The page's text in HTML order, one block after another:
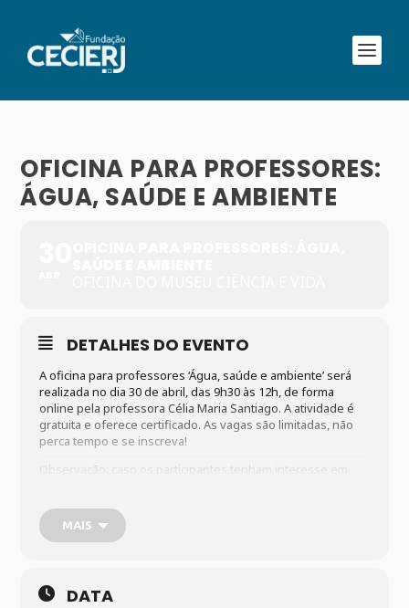
OFICINA PARA PROFESSORES:
ÁGUA, SAÚDE E AMBIENTE
DETALHES DO EVENTO
A oficina para professores ‘Água, saúde e ambiente’será
realizada no dia 30 de abril, das 9h30 às 12h, de forma
online pela professora Célia Maria Santiago. A atividade é
gratuita e oferece certificado. As vagas são limitadas, não
perca tempo e se inscreva!
Observação:
caso os participantes tenham interesse em
Link para inscrição:
MAIS
DATA